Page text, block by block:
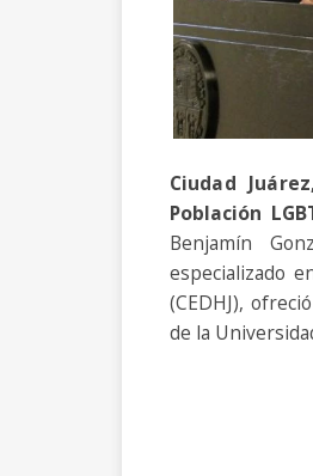
Ciudad Juárez
Población
Benjamín
especializado
(CEDHJ),
de la